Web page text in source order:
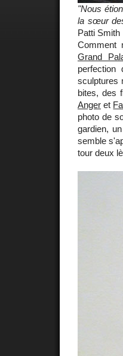
"Nous
la sœur
Patti
Comment
Grand
sculptures
bites, des
Anger et
photo de
gardien,
semble
tour deux